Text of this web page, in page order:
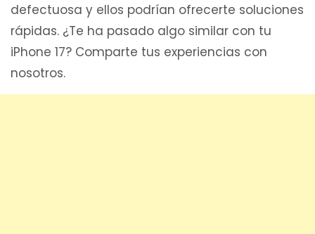
defectuosa y ellos podrían ofrecerte soluciones
rápidas. ¿Te ha pasado algo similar con tu
iPhone 17? Comparte tus experiencias con
nosotros.